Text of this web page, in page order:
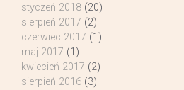
styczeń 2018 (20)
sierpień 2017 (2)
czerwiec 2017 (1)
maj 2017 (1)
kwiecień 2017 (2)
sierpień 2016 (3)